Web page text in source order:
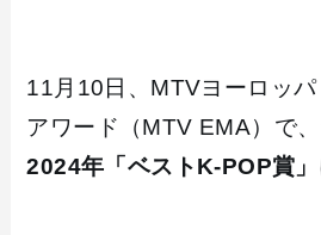
11月10日、MTVヨーロッパ
アワード（MTV EMA）で、
2024年「ベストK-POP賞